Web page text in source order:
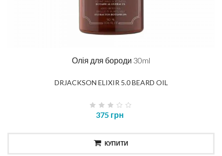
Олія для бороди 30ml
DRJACKSON ELIXIR 5.0 BEARD OIL
375 грн
КУПИТИ